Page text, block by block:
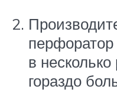
перфоратор
в несколько
гораздо